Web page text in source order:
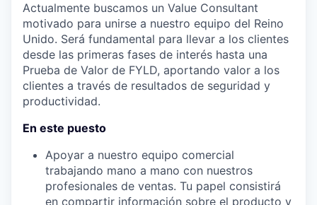
Actualmente buscamos un Value Consultant
motivado para unirse a nuestro equipo del Reino
Unido. Será fundamental para llevar a los clientes
desde las primeras fases de interés hasta una
Prueba de Valor de FYLD, aportando valor a los
clientes a través de resultados de seguridad y
productividad.
En este puesto
Apoyar a nuestro equipo comercial
trabajando mano a mano con nuestros
profesionales de ventas. Tu papel consistirá
en compartir información sobre el producto y